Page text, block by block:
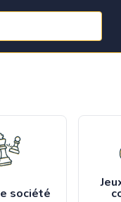
société